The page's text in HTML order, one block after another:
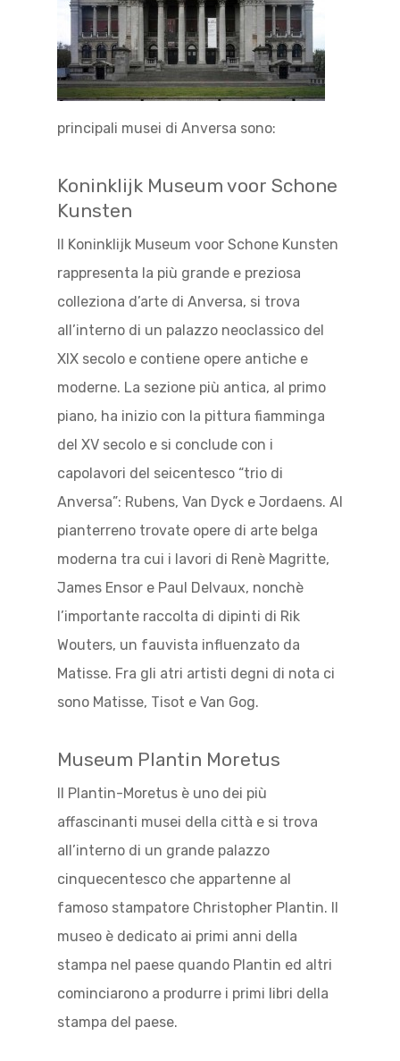
principali musei di Anversa sono:
Koninklijk Museum voor Schone
Kunsten
Il Koninklijk Museum voor Schone Kunsten
rappresenta la più grande e preziosa
colleziona d’arte di Anversa, si trova
all’interno di un palazzo neoclassico del
XIX secolo e contiene opere antiche e
moderne. La sezione più antica, al primo
piano, ha inizio con la pittura fiamminga
del XV secolo e si conclude con i
capolavori del seicentesco “trio di
Anversa”: Rubens, Van Dyck e Jordaens. Al
pianterreno trovate opere di arte belga
moderna tra cui i lavori di Renè Magritte,
James Ensor e Paul Delvaux, nonchè
l’importante raccolta di dipinti di Rik
Wouters, un fauvista influenzato da
Matisse. Fra gli atri artisti degni di nota ci
sono Matisse, Tisot e Van Gog.
Museum Plantin Moretus
Il Plantin-Moretus è uno dei più
affascinanti musei della città e si trova
all’interno di un grande palazzo
cinquecentesco che appartenne al
famoso stampatore Christopher Plantin. Il
museo è dedicato ai primi anni della
stampa nel paese quando Plantin ed altri
cominciarono a produrre i primi libri della
stampa del paese.